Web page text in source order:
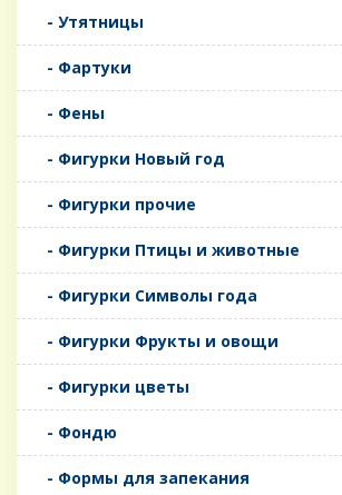
- Утятницы
- Фартуки
- Фены
- Фигурки Новый год
- Фигурки прочие
- Фигурки Птицы и животные
- Фигурки Символы года
- Фигурки Фрукты и овощи
- Фигурки цветы
- Фондю
- Формы для запекания